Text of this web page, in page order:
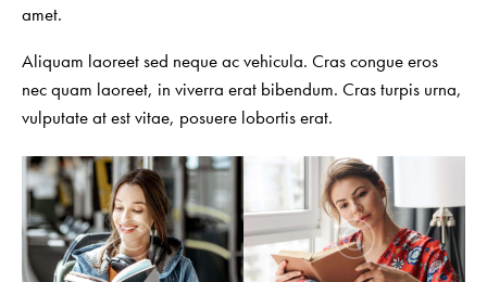
amet.
Aliquam laoreet sed neque ac vehicula. Cras congue eros
nec quam laoreet, in viverra erat bibendum. Cras turpis urna,
vulputate at est vitae, posuere lobortis erat.